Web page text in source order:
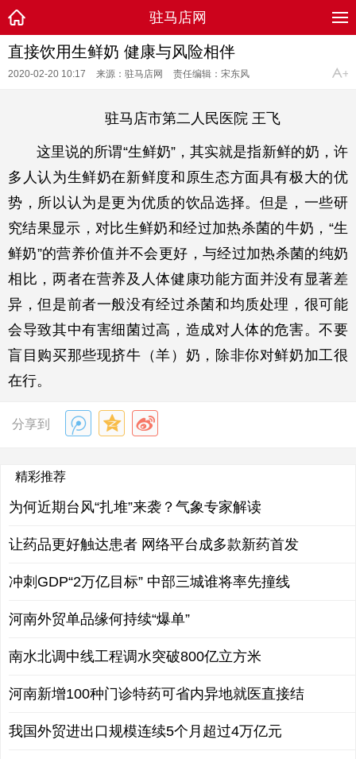
驻马店网
直接饮用生鲜奶 健康与风险相伴
2020-02-20 10:17 来源：驻马店网 责任编辑：宋东风
驻马店市第二人民医院 王飞
这里说的所谓“生鲜奶”，其实就是指新鲜的奶，许
多人认为生鲜奶在新鲜度和原生态方面具有极大的优
势，所以认为是更为优质的饮品选择。但是，一些研
究结果显示，对比生鲜奶和经过加热杀菌的牛奶，“生
鲜奶”的营养价值并不会更好，与经过加热杀菌的纯奶
相比，两者在营养及人体健康功能方面并没有显著差
异，但是前者一般没有经过杀菌和均质处理，很可能
会导致其中有害细菌过高，造成对人体的危害。不要
盲目购买那些现挤牛（羊）奶，除非你对鲜奶加工很
在行。
分享到
精彩推荐
为何近期台风“扎堆”来袭？气象专家解读
让药品更好触达患者 网络平台成多款新药首发
冲刺GDP“2万亿目标” 中部三城谁将率先撞线
河南外贸单品缘何持续“爆单”
南水北调中线工程调水突破800亿立方米
河南新增100种门诊特药可省内异地就医直接结
我国外贸进出口规模连续5个月超过4万亿元